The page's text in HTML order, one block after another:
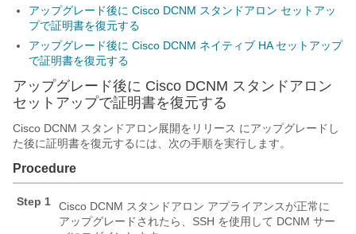
アップグレード後に Cisco DCNM スタンドアロン セットアッ
プで証明書を復元する
アップグレード後に Cisco DCNM ネイティブ HA セットアップ
で証明書を復元する
アップグレード後に Cisco DCNM スタンドアロン
セットアップで証明書を復元する
Cisco DCNM スタンドアロン展開をリリース にアップグレードし
た後に証明書を復元するには、次の手順を実行します。
Procedure
Step 1
Cisco DCNM スタンドアロン アプライアンスが正常に
アップグレードされたら、SSH を使用して DCNM サー